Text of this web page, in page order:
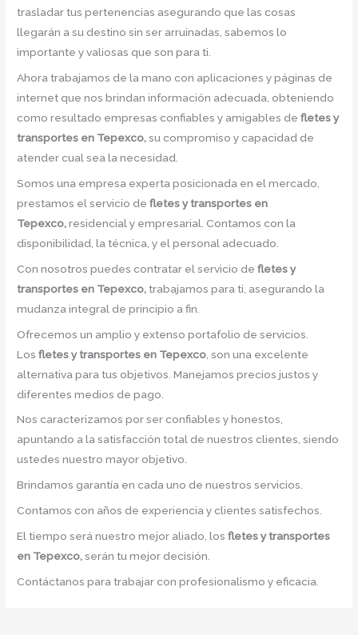
trasladar tus pertenencias asegurando que las cosas
llegarán a su destino sin ser arruinadas, sabemos lo
importante y valiosas que son para ti.
Ahora trabajamos de la mano con aplicaciones y páginas de
internet que nos brindan información adecuada, obteniendo
como resultado empresas confiables y amigables defletes y
transportes en Tepexco,su compromiso y capacidad de
atender cual sea la necesidad.
Somos una empresa experta posicionada en el mercado,
prestamos el servicio defletes y transportes en
Tepexco,residencial y empresarial. Contamos con la
disponibilidad, la técnica, y el personal adecuado.
Con nosotros puedes contratar el servicio defletes y
transportes en Tepexco, trabajamos para ti, asegurando la
mudanza integral de principio a fin.
Ofrecemos un amplio y extenso portafolio de servicios.
Losfletes y transportes en Tepexco , son una excelente
alternativa para tus objetivos. Manejamos precios justos y
diferentes medios de pago.
Nos caracterizamos por ser confiables y honestos,
apuntando a la satisfacción total de nuestros clientes, siendo
ustedes nuestro mayor objetivo.
Brindamos garantía en cada uno de nuestros servicios.
Contamos con años de experiencia y clientes satisfechos.
El tiempo será nuestro mejor aliado, losfletes y transportes
en Tepexco,serán tu mejor decisión.
Contáctanos para trabajar con profesionalismo y eficacia.